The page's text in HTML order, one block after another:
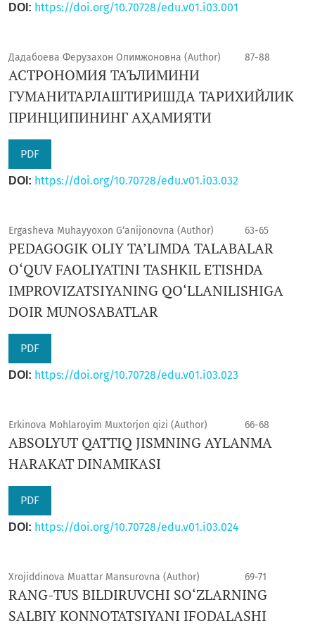
DOI: https://doi.org/10.70728/edu.v01.i03.001
Дадабоева Ферузахон Олимжоновна (Author) 87-88
АСТРОНОМИЯ ТАЪЛИМИНИ
ГУМАНИТАРЛАШТИРИШДА ТАРИХИЙЛИК
ПРИНЦИПИНИНГ АҲАМИЯТИ
PDF
DOI: https://doi.org/10.70728/edu.v01.i03.032
Ergasheva Muhayyoxon G‘anijonovna (Author) 63-65
PEDAGOGIK OLIY TA’LIMDA TALABALAR
O‘QUV FAOLIYATINI TASHKIL ETISHDA
IMPROVIZATSIYANING QO‘LLANILISHIGA
DOIR MUNOSABATLAR
PDF
DOI: https://doi.org/10.70728/edu.v01.i03.023
Erkinova Mohlaroyim Muxtorjon qizi (Author) 66-68
ABSOLYUT QATTIQ JISMNING AYLANMA
HARAKAT DINAMIKASI
PDF
DOI: https://doi.org/10.70728/edu.v01.i03.024
Xrojiddinova Muattar Mansurovna (Author) 69-71
RANG-TUS BILDIRUVCHI SO‘ZLARNING
SALBIY KONNOTATSIYANI IFODALASHI